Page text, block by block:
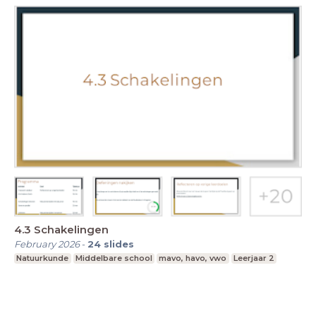
4.3 Schakelingen
February 2026- 24 slides
Natuurkunde Middelbare school mavo, havo, vwo Leerjaar 2